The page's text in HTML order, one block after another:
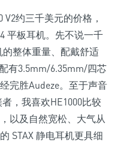
约三千美元的价格，
平板耳机。先不说一千
整体重量、配戴舒适
有3.5mm/6.35mm/四芯
完胜Audeze。至于声音
，我喜欢HE1000比较
以及自然宽松、大气从
STAX 静电耳机更具细